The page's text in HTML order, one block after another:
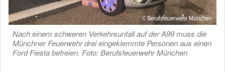
Nach einem schweren Verkehrsunfall auf der A99 muss die
Münchner Feuerwehr drei eingeklemmte Personen aus einen
Ford Fiesta befreien. Foto: Berufsfeuerwehr München